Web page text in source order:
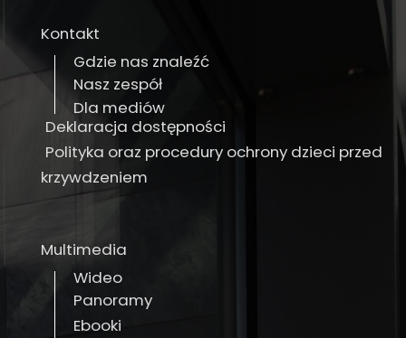
Kontakt
Gdzie nas znaleźć
Nasz zespół
Dla mediów
Deklaracja dostępności
Polityka oraz procedury ochrony dzieci przed
krzywdzeniem
Multimedia
Wideo
Panoramy
Ebooki